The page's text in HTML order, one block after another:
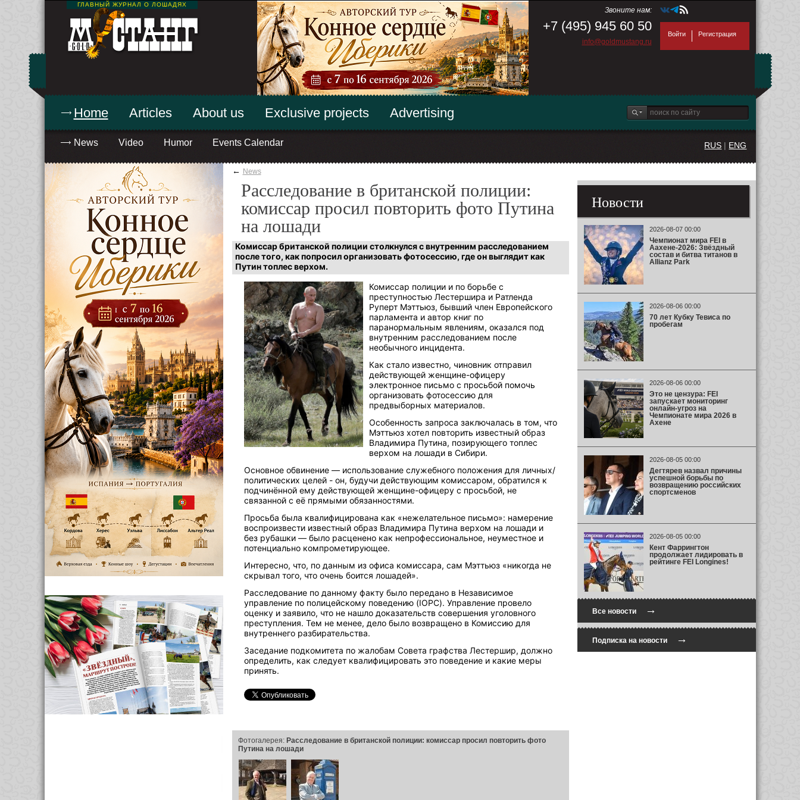
ГЛАВНЫЙ ЖУРНАЛ О ЛОШАДЯХ
Звоните нам:
+7 (495) 945 60 50
info@goldmustang.ru
Войти Регистрация
Home
News Video Humor Events Calendar
Articles About us Exclusive projects Advertising
RUS | ENG
← News
Расследование в британской полиции:
комиссар просил повторить фото Путина
на лошади
Комиссар британской полиции столкнулся с внутренним расследованием
после того, как попросил организовать фотосессию, где он выглядит как
Путин топлес верхом.
Комиссар полиции и по борьбе с
преступностью Лестершира и Ратленда
Руперт Мэттьюз, бывший член Европейского
парламента и автор книг по
паранормальным явлениям, оказался под
внутренним расследованием после
необычного инцидента.
Как стало известно, чиновник отправил
действующей женщине-офицеру
электронное письмо с просьбой помочь
организовать фотосессию для
предвыборных материалов.
Особенность запроса заключалась в том, что
Мэттьюз хотел повторить известный образ
Владимира Путина, позирующего топлес
верхом на лошади в Сибири.
Основное обвинение — использование служебного положения для личных/
политических целей - он, будучи действующим комиссаром, обратился к
подчинённой ему действующей женщине-офицеру с просьбой, не
связанной с её прямыми обязанностями.
Просьба была квалифицирована как «нежелательное письмо»: намерение
воспроизвести известный образ Владимира Путина верхом на лошади и
без рубашки — было расценено как непрофессиональное, неуместное и
потенциально компрометирующее.
Интересно, что, по данным из офиса комиссара, сам Мэттьюз «никогда не
скрывал того, что очень боится лошадей».
Расследование по данному факту было передано в Независимое
управление по полицейскому поведению (IOPC). Управление провело
оценку и заявило, что не нашло доказательств совершения уголовного
преступления. Тем не менее, дело было возвращено в Комиссию для
внутреннего разбирательства.
Заседание подкомитета по жалобам Совета графства Лестершир, должно
определить, как следует квалифицировать это поведение и какие меры
принять.
Фотогалерея: Расследование в британской полиции: комиссар просил повторить фото
Путина на лошади
Новости
2026-08-07 00:00
Чемпионат мира FEI в
Аахене-2026: Звёздный
состав и битва титанов в
Allianz Park
2026-08-06 00:00
70 лет Кубку Тевиса по
пробегам
2026-08-06 00:00
Это не цензура: FEI
запускает мониторинг
онлайн-угроз на
Чемпионате мира 2026 в
Ахене
2026-08-05 00:00
Дегтярев назвал причины
успешной борьбы по
возвращению российских
спортсменов
2026-08-05 00:00
Кент Фаррингтон
продолжает лидировать в
рейтинге FEI Longines!
Все новости→
Подписка на новости→